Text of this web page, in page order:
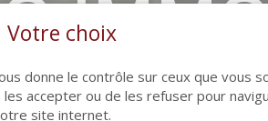
sur Argens
Votre choix
donne le contrôle sur ceux que vous
les accepter ou de les refuser pour
site internet.